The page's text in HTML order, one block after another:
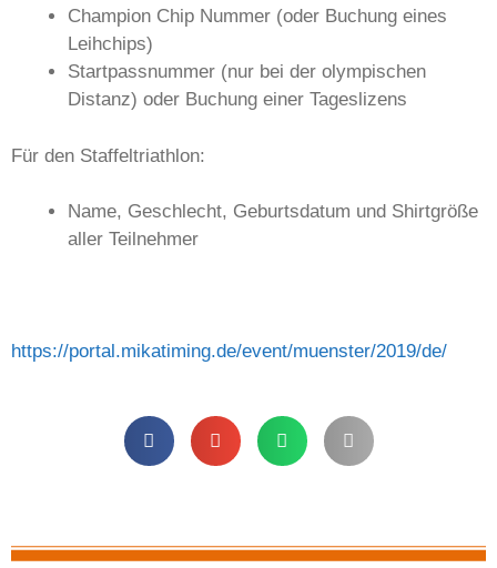
Champion Chip Nummer (oder Buchung eines
Leihchips)
Startpassnummer (nur bei der olympischen
Distanz) oder Buchung einer Tageslizens
Für den Staffeltriathlon:
Name, Geschlecht, Geburtsdatum und Shirtgröße
aller Teilnehmer
https://portal.mikatiming.de/event/muenster/2019/de/